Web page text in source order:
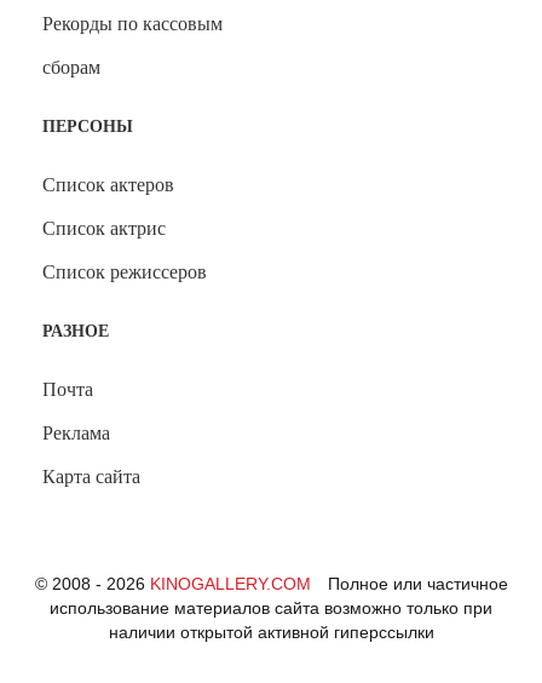
Рекорды по кассовым
сборам
ПЕРСОНЫ
Список актеров
Список актрис
Список режиссеров
РАЗНОЕ
Почта
Реклама
Карта сайта
© 2008 - 2026 KINOGALLERY.COM
Полное или частичное
использование материалов сайта возможно только при
наличии открытой активной гиперссылки